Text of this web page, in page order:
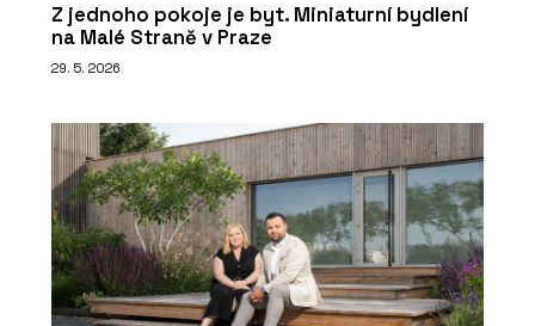
Z jednoho pokoje je byt. Miniaturní bydlení
na Malé Straně v Praze
29. 5. 2026